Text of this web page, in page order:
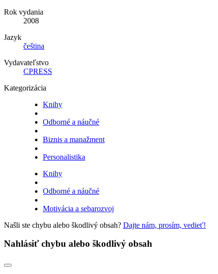
Rok vydania
2008
Jazyk
čeština
Vydavateľstvo
CPRESS
Kategorizácia
Knihy
Odborné a náučné
Biznis a manažment
Personalistika
Knihy
Odborné a náučné
Motivácia a sebarozvoj
Našli ste chybu alebo škodlivý obsah? Dajte nám, prosím, vedieť!
Nahlásiť chybu alebo škodlivý obsah